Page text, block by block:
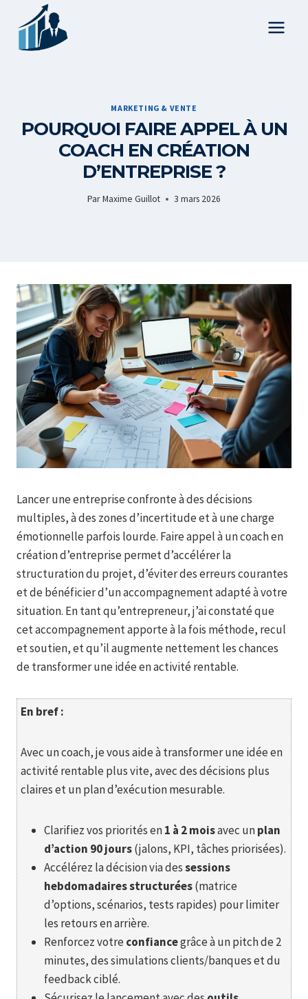
contenu
MARKETING & VENTE
POURQUOI FAIRE APPEL À UN
COACH EN CRÉATION
D’ENTREPRISE ?
Par Maxime Guillot 3 mars 2026
Lancer une entreprise confronte à des décisions
multiples, à des zones d’incertitude et à une charge
émotionnelle parfois lourde. Faire appel à un coach en
création d’entreprise permet d’accélérer la
structuration du projet, d’éviter des erreurs courantes
et de bénéficier d’un accompagnement adapté à votre
situation. En tant qu’entrepreneur, j’ai constaté que
cet accompagnement apporte à la fois méthode, recul
et soutien, et qu’il augmente nettement les chances
de transformer une idée en activité rentable.
En bref :
Avec un coach, je vous aide à transformer une idée en
activité rentable plus vite, avec des décisions plus
claires et un plan d’exécution mesurable.
Clarifiez vos priorités en1 à 2 moisavec unplan
d’action 90 jours(jalons, KPI, tâches priorisées).
Accélérez la décision via dessessions
hebdomadaires structurées(matrice
d’options, scénarios, tests rapides) pour limiter
les retours en arrière.
Renforcez votre confiancegrâce à un pitch de 2
minutes, des simulations clients/banques et du
feedback ciblé.